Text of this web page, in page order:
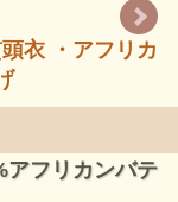
衣 ・アフリカ
アフリカンバテ